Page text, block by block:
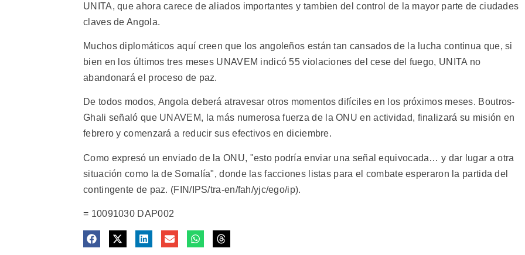
UNITA, que ahora carece de aliados importantes y tambien del control de la mayor parte de ciudades
claves de Angola.
Muchos diplomáticos aquí creen que los angoleños están tan cansados de la lucha continua que, si
bien en los últimos tres meses UNAVEM indicó 55 violaciones del cese del fuego, UNITA no
abandonará el proceso de paz.
De todos modos, Angola deberá atravesar otros momentos difíciles en los próximos meses. Boutros-
Ghali señaló que UNAVEM, la más numerosa fuerza de la ONU en actividad, finalizará su misión en
febrero y comenzará a reducir sus efectivos en diciembre.
Como expresó un enviado de la ONU, "esto podría enviar una señal equivocada… y dar lugar a otra
situación como la de Somalía", donde las facciones listas para el combate esperaron la partida del
contingente de paz. (FIN/IPS/tra-en/fah/yjc/ego/ip).
= 10091030 DAP002